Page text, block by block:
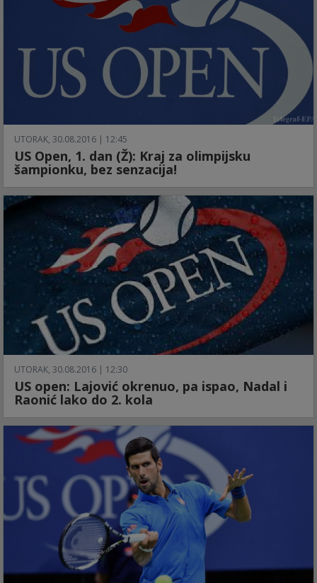
UTORAK, 30.08.2016 | 12:45
US Open, 1. dan (Ž): Kraj za olimpijsku
šampionku, bez senzacija!
UTORAK, 30.08.2016 | 12:30
US open: Lajović okrenuo, pa ispao, Nadal i
Raonić lako do 2. kola